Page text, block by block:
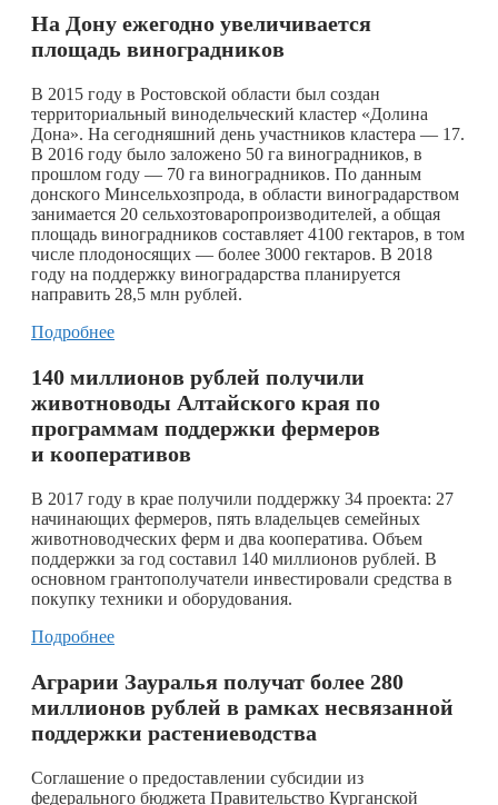
На Дону ежегодно увеличивается
площадь виноградников
В 2015 году в Ростовской области был создан
территориальный винодельческий кластер «Долина
Дона». На сегодняшний день участников кластера — 17.
В 2016 году было заложено 50 га виноградников, в
прошлом году — 70 га виноградников. По данным
донского Минсельхозпрода, в области виноградарством
занимается 20 сельхозтоваропроизводителей, а общая
площадь виноградников составляет 4100 гектаров, в том
числе плодоносящих — более 3000 гектаров. В 2018
году на поддержку виноградарства планируется
направить 28,5 млн рублей.
Подробнее
140 миллионов рублей получили
животноводы Алтайского края по
программам поддержки фермеров
и кооперативов
В 2017 году в крае получили поддержку 34 проекта: 27
начинающих фермеров, пять владельцев семейных
животноводческих ферм и два кооператива. Объем
поддержки за год составил 140 миллионов рублей. В
основном грантополучатели инвестировали средства в
покупку техники и оборудования.
Подробнее
Аграрии Зауралья получат более 280
миллионов рублей в рамках несвязанной
поддержки растениеводства
Соглашение о предоставлении субсидии из
федерального бюджета Правительство Курганской